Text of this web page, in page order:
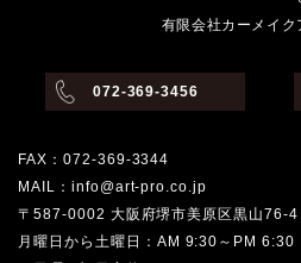
有限会社カーメイク
072-369-3456
FAX：072-369-3344
MAIL：info@art-pro.co.jp
〒587-0002 大阪府堺市美原区黒山76-4
月曜日から土曜日：AM 9:30～PM 6:30